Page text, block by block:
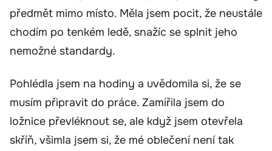
předmět mimo místo. Měla jsem pocit, že neustále
chodím po tenkém ledě, snažíc se splnit jeho
nemožné standardy.
Pohlédla jsem na hodiny a uvědomila si, že se
musím připravit do práce. Zamířila jsem do
ložnice převléknout se, ale když jsem otevřela
skříň, všimla jsem si, že mé oblečení není tak